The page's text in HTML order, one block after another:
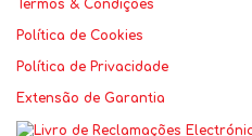
Termos & Condições
Política de Cookies
Política de Privacidade
Extensão de Garantia